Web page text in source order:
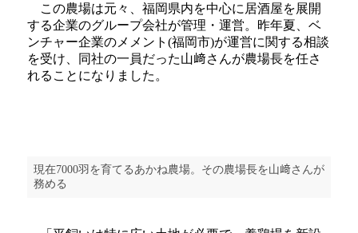
この農場は元々、福岡県内を中心に居酒屋を展開
する企業のグループ会社が管理・運営。昨年夏、ベ
ンチャー企業のメメント(福岡市)が運営に関する相談
を受け、同社の一員だった山﨑さんが農場長を任さ
れることになりました。
現在7000羽を育てるあかね農場。その農場長を山﨑さんが
務める